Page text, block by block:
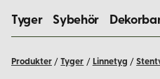
Tyger Sybehör
Produkter / Tyger / Linnetyg /